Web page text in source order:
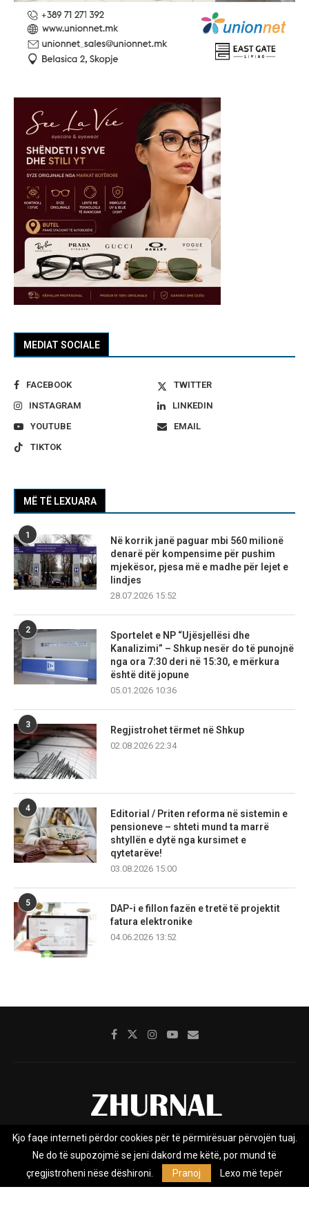
MEDIAT SOCIALE
FACEBOOK
TWITTER
INSTAGRAM
LINKEDIN
YOUTUBE
EMAIL
TIKTOK
MË TË LEXUARA
1
Në korrik janë paguar mbi 560 milionë
denarë për kompensime për pushim
mjekësor, pjesa më e madhe për lejet e
lindjes
28.07.2026 15:52
2
Sportelet e NP “Ujësjellësi dhe
Kanalizimi” – Shkup nesër do të punojnë
nga ora 7:30 deri në 15:30, e mërkura
është ditë jopune
05.01.2026 10:36
3
Regjistrohet tërmet në Shkup
02.08.2026 22:34
4
Editorial / Priten reforma në sistemin e
pensioneve – shteti mund ta marrë
shtyllën e dytë nga kursimet e
qytetarëve!
03.08.2026 15:00
5
DAP-i e fillon fazën e tretë të projektit
fatura elektronike
04.06.2026 13:52
Rreth nesh Impresumi Marketing
Kontakt
Privacy Policy
Zhurnal.mk është Agjenci e Lajmeve e pavarur, e themeluar në vitin
Kjo faqe interneti përdor cookies për të përmirësuar përvojën tuaj.
Ne do të supozojmë se jeni dakord me këtë, por mund të
çregjistroheni nëse dëshironi.
Pranoj Lexo më tepër